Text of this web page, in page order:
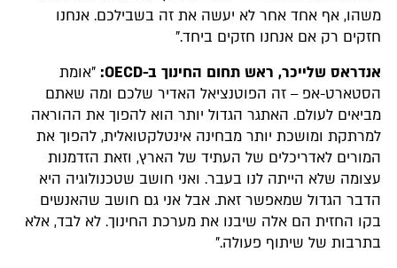
משהו, אף אחד אחר לא יעשה את זה בשבילכם. אנחנו
חזקים רק אם אנחנו חזקים ביחד."
אנדראס שלייכר, ראש תחום החינוך ב-OECD:
"אומת
הסטארט-אפ–זה הפוטנציאל האדיר שלכם ומה שאתם
מביאים לעולם. האתגר הגדול יותר הוא להפוך את ההוראה
למרתקת ומושכת יותר מבחינה אינטלקטואלית, להפוך את
המורים לאדריכלים של העתיד של הארץ, וזאת הזדמנות
עצומה שלא הייתה לנו בעבר. ואני חושב שטכנולוגיה היא
הדבר הגדול שמאפשר זאת. אבל אני גם חושב שהאנשים
בקו החזית הם אלה שיבנו את מערכת החינוך. לא לבד, אלא
בתרבות של שיתוף פעולה."